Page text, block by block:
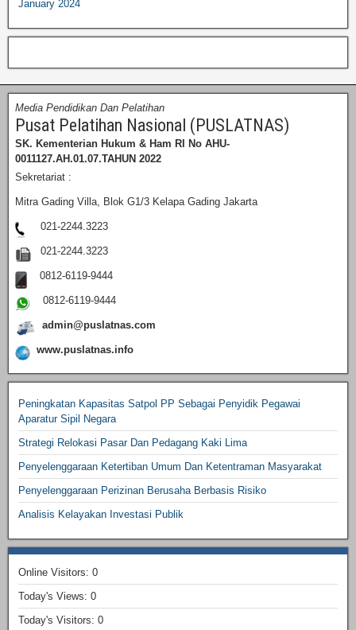
January 2024
Media Pendidikan Dan Pelatihan
Pusat Pelatihan Nasional (PUSLATNAS)
SK. Kementerian Hukum & Ham RI
No AHU-
0011127.AH.01.07.TAHUN 2022
Sekretariat :
Mitra Gading Villa, Blok G1/3 Kelapa Gading Jakarta
021-2244.3223
021-2244.3223
0812-6119-9444
0812-6119-9444
admin@puslatnas.com
www.puslatnas.info
Peningkatan Kapasitas Satpol PP Sebagai Penyidik Pegawai
Aparatur Sipil Negara
Strategi Relokasi Pasar Dan Pedagang Kaki Lima
Penyelenggaraan Ketertiban Umum Dan Ketentraman Masyarakat
Penyelenggaraan Perizinan Berusaha Berbasis Risiko
Analisis Kelayakan Investasi Publik
Online Visitors: 0
Today's Views: 0
Today's Visitors: 0